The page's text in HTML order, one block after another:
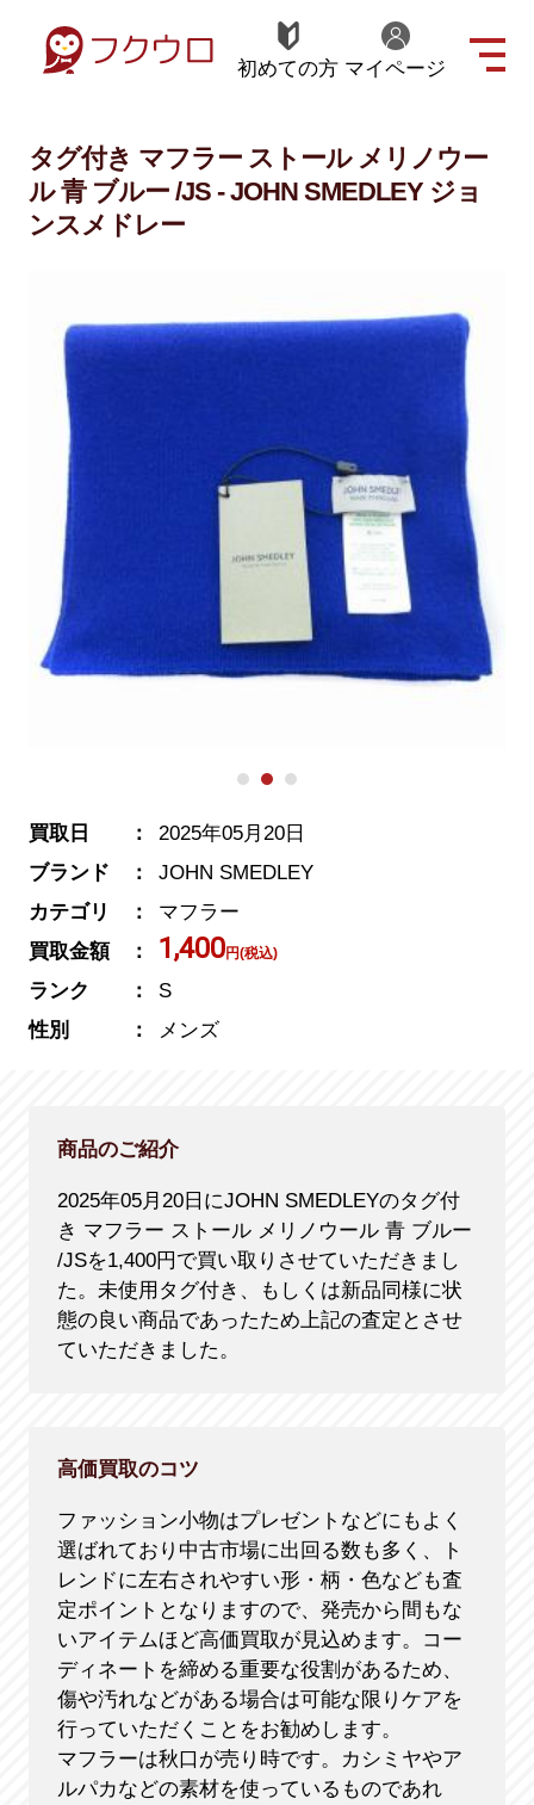
初めての方 マイページ
タグ付き マフラー ストール メリノウー
ル 青 ブルー /JS - JOHN SMEDLEY ジョ
ンスメドレー
買取日
2025年05月20日
ブランド
JOHN SMEDLEY
カテゴリ
マフラー
買取金額
1,400円(税込)
ランク
S
性別
メンズ
商品のご紹介
2025年05月20日にJOHN SMEDLEYのタグ付
き マフラー ストール メリノウール 青 ブルー
/JSを1,400円で買い取りさせていただきまし
た。未使用タグ付き、もしくは新品同様に状
態の良い商品であったため上記の査定とさせ
ていただきました。
高価買取のコツ
ファッション小物はプレゼントなどにもよく
選ばれており中古市場に出回る数も多く、ト
レンドに左右されやすい形・柄・色なども査
定ポイントとなりますので、発売から間もな
いアイテムほど高価買取が見込めます。コー
ディネートを締める重要な役割があるため、
傷や汚れなどがある場合は可能な限りケアを
行っていただくことをお勧めします。
マフラーは秋口が売り時です。カシミヤやア
ルパカなどの素材を使っているものであれ